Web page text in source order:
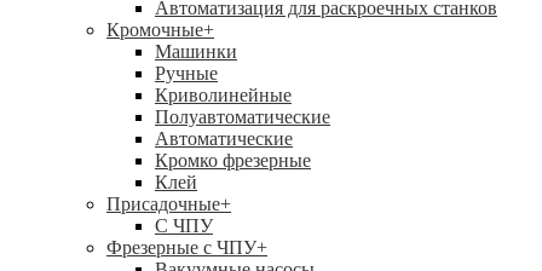
Автоматизация для раскроечных станков
Кромочные+
Машинки
Ручные
Криволинейные
Полуавтоматические
Автоматические
Кромко фрезерные
Клей
Присадочные+
С ЧПУ
Фрезерные с ЧПУ+